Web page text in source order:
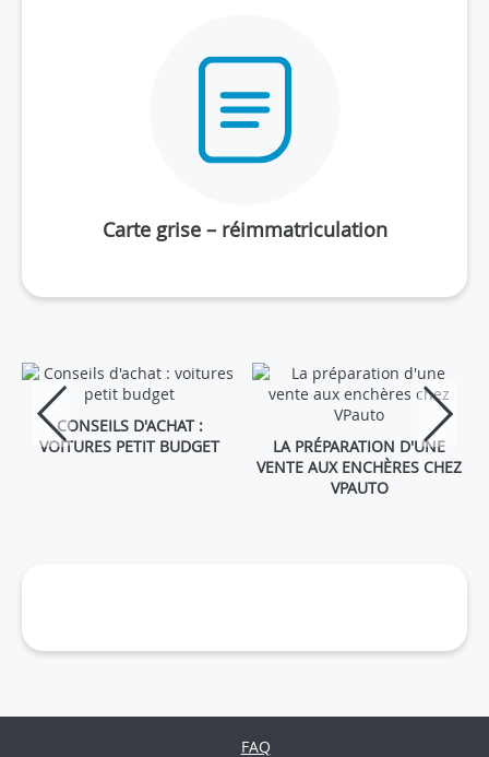
Carte grise – réimmatriculation
CONSEILS D'ACHAT :
VOITURES PETIT BUDGET
LA PRÉPARATION D'UNE
VENTE AUX ENCHÈRES CHEZ
VPAUTO
FAQ